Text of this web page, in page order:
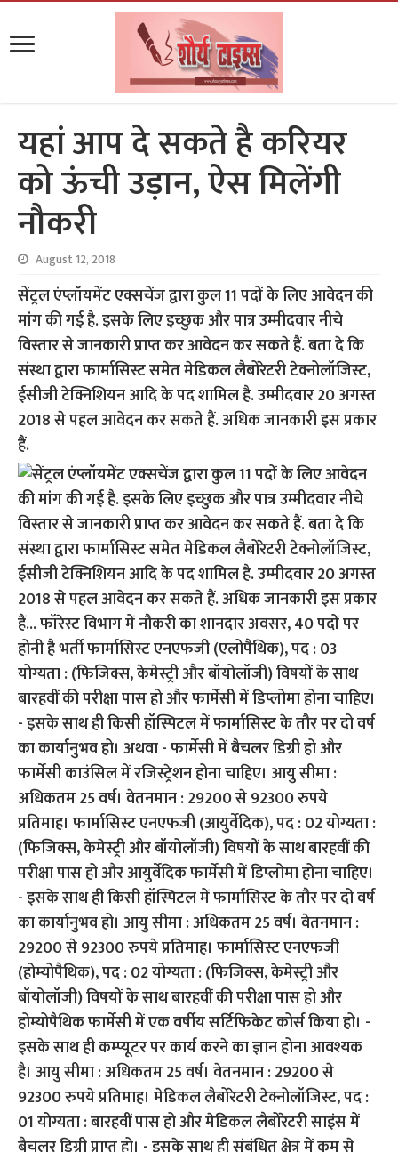
यहां आप दे सकते है करियर
को ऊंची उड़ान, ऐस मिलेंगी
नौकरी
August 12, 2018
सेंट्रल एंप्लॉयमेंट एक्सचेंज द्वारा कुल 11 पदों के लिए आवेदन की
मांग की गई है. इसके लिए इच्छुक और पात्र उम्मीदवार नीचे
विस्तार से जानकारी प्राप्त कर आवेदन कर सकते हैं. बता दे कि
संस्था द्वारा फार्मासिस्ट समेत मेडिकल लैबोरेटरी टेक्नोलॉजिस्ट,
ईसीजी टेक्निशियन आदि के पद शामिल है. उम्मीदवार 20 अगस्त
2018 से पहल आवेदन कर सकते हैं. अधिक जानकारी इस प्रकार
हैं.